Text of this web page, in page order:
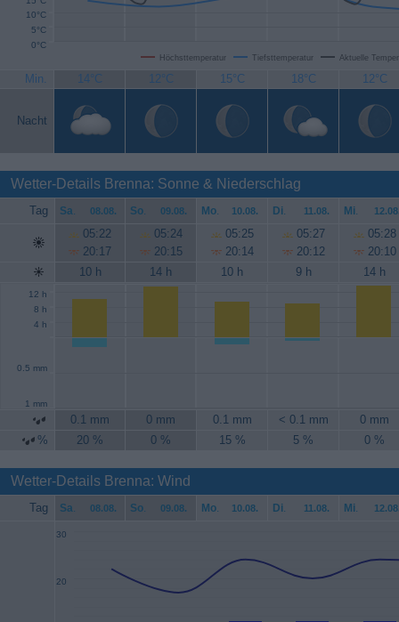
Höchsttemperatur Tiefsttemperatur Aktuelle
0°C
5°C
10°C
Min. 14°C 12°C 15°C 18°C 12°C
Nacht
Wetter-Details Brenna: Sonne & Niederschlag
Tag Sa. 08.08. So. 09.08. Mo. 10.08. Di. 11.08. Mi.
05:22
20:17
05:24
20:15
05:25
20:14
05:27
20:12
05:28
20:10
10 h
14 h 10 h 9 h 14 h
4 h
8 h
12 h
0.5 mm
1 mm
0.1 mm 0 mm 0.1 mm < 0.1 mm
0 mm
%
20 % 0 % 15 % 5 % 0 %
Wetter-Details Brenna: Wind
Tag Sa. 08.08. So. 09.08. Mo. 10.08. Di. 11.08. Mi.
20
30